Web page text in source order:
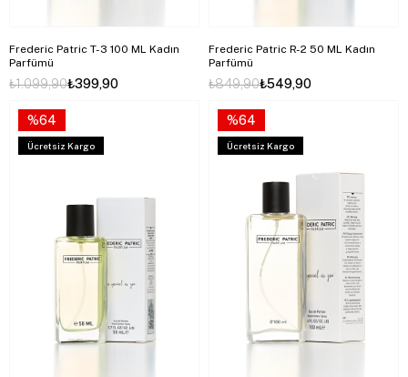
Frederic Patric T-3 100 ML Kadın
Parfümü
₺399,90
₺1.099,90
Frederic Patric R-2 50 ML Kadın
Parfümü
₺549,90
₺849,90
%64
Ücretsiz Kargo
%64
Ücretsiz Kargo